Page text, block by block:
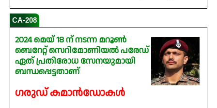
CA-208
2024 മെയ് 18 ന് നടന്ന മറൂൺ
ബെറേറ്റ് സെറിമോണിയൽ പരേഡ്
ഏത് പ്രതിരോധ സേനയുമായി
ബന്ധപ്പെട്ടതാണ്
ഗരുഡ് കമാൻഡോകൾ